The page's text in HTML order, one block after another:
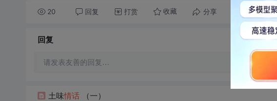
20 回复 打赏 收藏 分享 转发到动态
回复
请发表友善的回复…
土味情话（一）